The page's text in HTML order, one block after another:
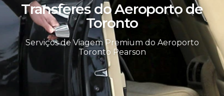
Transferes do Aeroporto de
Toronto
Serviços de Viagem Premium do Aeroporto
Toronto Pearson